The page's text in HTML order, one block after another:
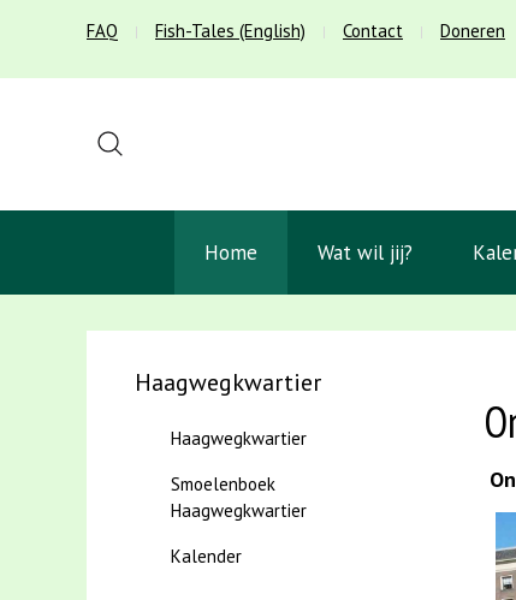
FAQ Fish-Tales (English) Contact Doneren
Home Wat wil jij?
Haagwegkwartier
Haagwegkwartier
Smoelenboek
Haagwegkwartier
Kalender